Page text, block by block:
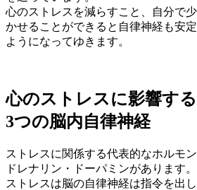
心のストレスを減らすこと、自分で
かせることができると自律神経も安
ようになってゆきます。
心のストレスに影響する
3つの脳内自律神経
ストレスに関係する代表的なホルモ
ドレナリン・ドーパミンがあります。
ストレスは脳の自律神経は指令を出